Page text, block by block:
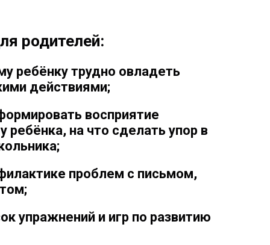
родителей:
ребёнку трудно овладеть
действиями;
восприятие
ребёнка, на что сделать упор в
проблем с письмом,
упражнений и игр по развитию